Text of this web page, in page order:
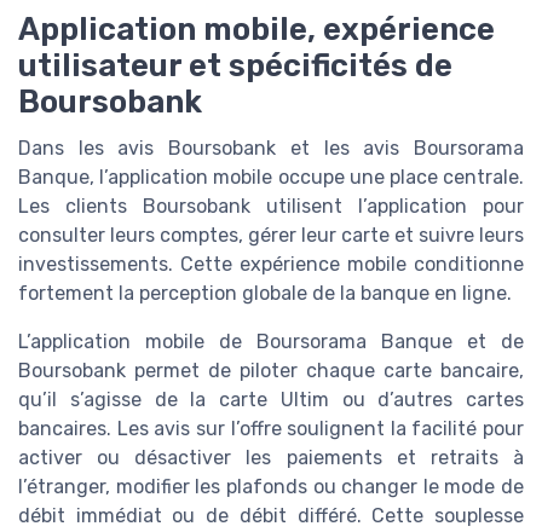
Application mobile, expérience
utilisateur et spécificités de
Boursobank
Dans les avis Boursobank et les avis Boursorama
Banque, l’application mobile occupe une place centrale.
Les clients Boursobank utilisent l’application pour
consulter leurs comptes, gérer leur carte et suivre leurs
investissements. Cette expérience mobile conditionne
fortement la perception globale de la banque en ligne.
L’application mobile de Boursorama Banque et de
Boursobank permet de piloter chaque carte bancaire,
qu’il s’agisse de la carte Ultim ou d’autres cartes
bancaires. Les avis sur l’offre soulignent la facilité pour
activer ou désactiver les paiements et retraits à
l’étranger, modifier les plafonds ou changer le mode de
débit immédiat ou de débit différé. Cette souplesse